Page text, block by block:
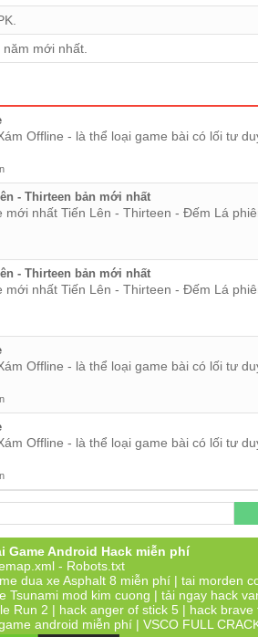
năm mới nhất.
Offline - là thể loại game bài có lối tư
- Thirteen bản mới nhất
mới nhất Tiến Lên - Thirteen - Đếm Lá
- Thirteen bản mới nhất
mới nhất Tiến Lên - Thirteen - Đếm Lá
Offline - là thể loại game bài có lối tư
Offline - là thể loại game bài có lối tư
Game Android Hack miễn phí
- Robots.txt
dua xe Asphalt 8 miễn phí | tai morden
Tsunami mod kim cuong | tải ngay hack
Run 2 | hack anger of stick 5 | hack brave
android miễn phí | VSCO FULL